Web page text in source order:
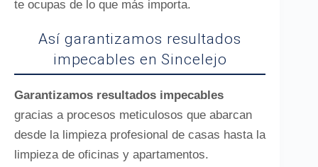
te ocupas de lo que más importa.
Así garantizamos resultados
impecables en Sincelejo
Garantizamos resultados impecables
gracias a procesos meticulosos que abarcan
desde la limpieza profesional de casas hasta la
limpieza de oficinas y apartamentos.